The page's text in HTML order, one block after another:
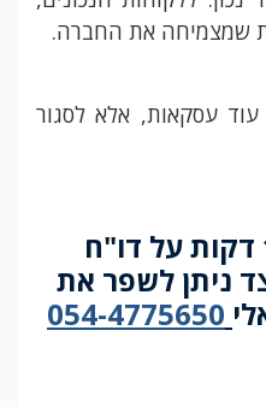
שמצמיחה את החברה.
עסקאות, אלא לסגור
לשיחת ייעוץ של 15 דקות על דו"ח
ניתן לשפר את
054-4775650